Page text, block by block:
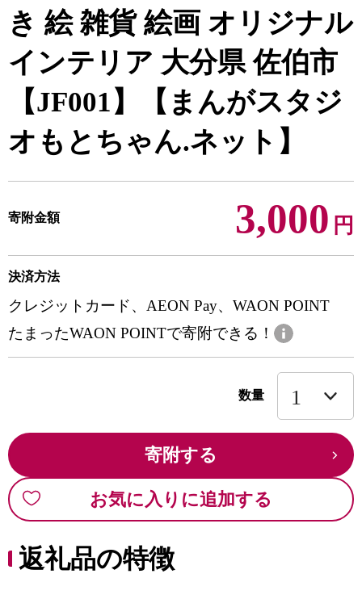
き 絵 雑貨 絵画 オリジナル
インテリア 大分県 佐伯市
【JF001】【まんがスタジ
オもとちゃん.ネット】
寄附金額 3,000 円
決済方法
クレジットカード、AEON Pay、WAON POINT
たまったWAON POINTで寄附できる！
数量
寄附する
お気に入りに追加する
返礼品の特徴